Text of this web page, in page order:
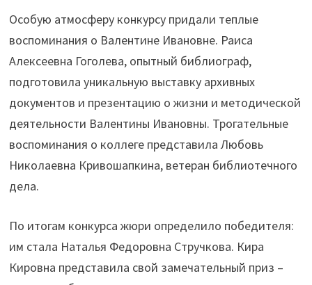
Особую атмосферу конкурсу придали теплые
воспоминания о Валентине Ивановне. Раиса
Алексеевна Гоголева, опытный библиограф,
подготовила уникальную выставку архивных
документов и презентацию о жизни и методической
деятельности Валентины Ивановны. Трогательные
воспоминания о коллеге представила Любовь
Николаевна Кривошапкина, ветеран библиотечного
дела.
По итогам конкурса жюри определило победителя:
им стала Наталья Федоровна Стручкова. Кира
Кировна представила свой замечательный приз –